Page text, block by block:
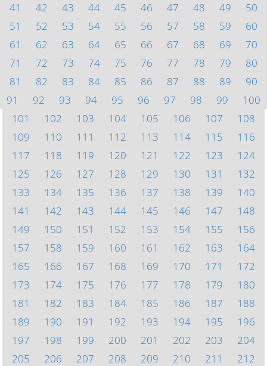
41
42 43 44 45 46 47 48 49
50
51
52 53 54 55 56 57 58 59
60
61
62 63 64 65 66 67 68 69
70
71
72 73 74 75 76 77 78 79
80
81
82 83 84 85 86 87 88 89
90
91
92 93 94 95 96 97 98 99
100
101
102 103 104 105 106 107
108
109
110 111 112 113 114 115
116
117
118 119 120 121 122 123
124
125
126 127 128 129 130 131
132
133
134 135 136 137 138 139
140
141
142 143 144 145 146 147
148
149
150 151 152 153 154 155
156
157
158 159 160 161 162 163
164
165
166 167 168 169 170 171
172
173
174 175 176 177 178 179
180
181
182 183 184 185 186 187
188
189
190 191 192 193 194 195
196
197
198 199 200 201 202 203
204
205
206 207 208 209 210 211
212